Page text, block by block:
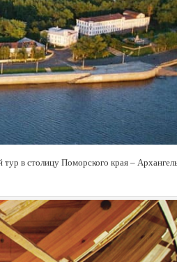
в столицу Поморского края –